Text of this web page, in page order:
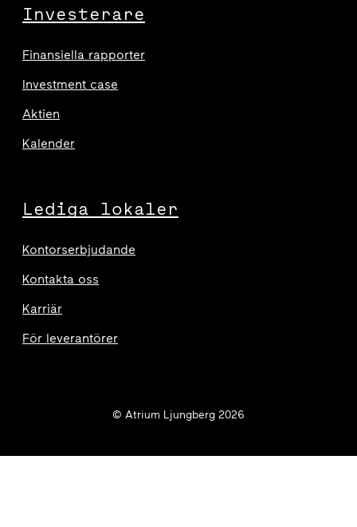
Investerare
Finansiella rapporter
Investment case
Aktien
Kalender
Lediga lokaler
Kontorserbjudande
Kontakta oss
Karriär
För leverantörer
© Atrium Ljungberg 2026